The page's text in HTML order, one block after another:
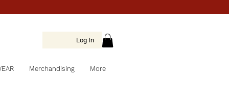
Log In
Merchandising More